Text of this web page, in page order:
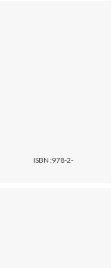
ISBN :978-2-